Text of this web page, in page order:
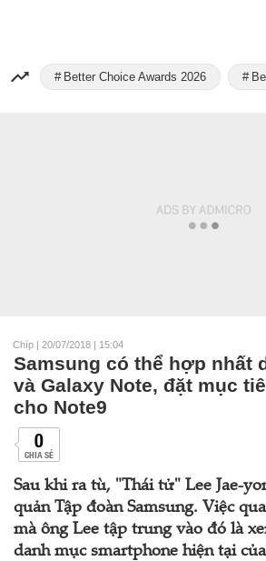
Better Choice Awards 2026
Chíp | 20/07/2018 | 15:04
Samsung có thể hợp nhất
và Galaxy Note, đặt mục
cho Note9
0
CHIA SẺ
Sau khi ra tù, "Thái tử" Lee Jae-
quản Tập đoàn Samsung. Việc
mà ông Lee tập trung vào đó là
danh mục smartphone hiện tại